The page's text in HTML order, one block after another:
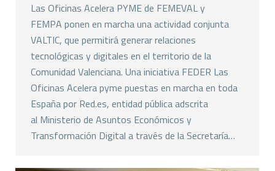
Las Oficinas Acelera PYME de FEMEVAL y
FEMPA ponen en marcha una actividad conjunta
VALTIC, que permitirá generar relaciones
tecnológicas y digitales en el territorio de la
Comunidad Valenciana. Una iniciativa FEDER Las
Oficinas Acelera pyme puestas en marcha en toda
España por Red.es, entidad pública adscrita
al Ministerio de Asuntos Económicos y
Transformación Digital a través de la Secretaría…